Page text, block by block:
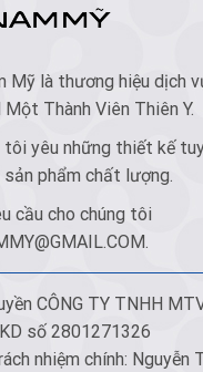
Mỹ là thương hiệu dịch
Một Thành Viên Thiên Y.
tôi yêu những thiết kế
sản phẩm chất lượng.
cầu cho chúng tôi
.
CÔNG TY TNHH
số 2801271326
nhiệm chính: Nguyễn